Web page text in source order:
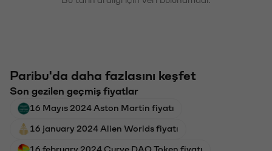
Paribu'da daha fazlasını keşfet
Son gezilen geçmiş fiyatlar
16 Mayıs 2024 Aston Martin fiyatı
16 january 2024 Alien Worlds fiyatı
16 february 2024 Curve DAO Token fiyatı